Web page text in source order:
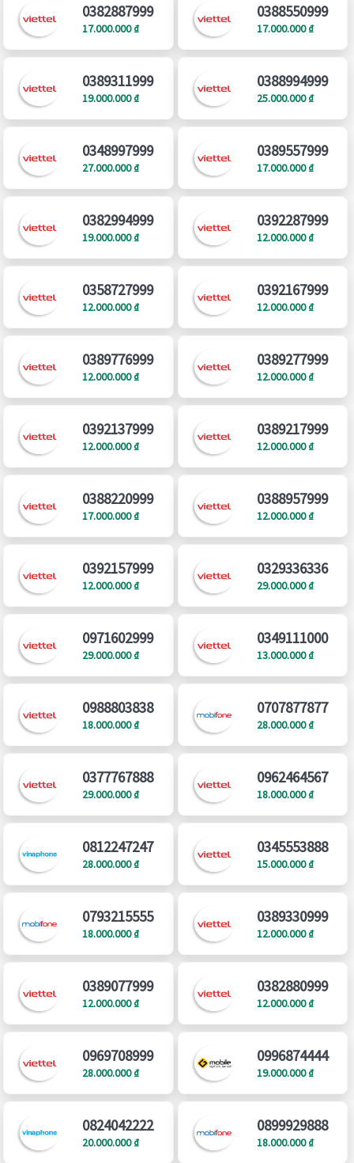
0382887999
17.000.000 ₫
0388550999
17.000.000 ₫
0389311999
19.000.000 ₫
0388994999
25.000.000 ₫
0348997999
27.000.000 ₫
0389557999
17.000.000 ₫
0382994999
19.000.000 ₫
0392287999
12.000.000 ₫
0358727999
12.000.000 ₫
0392167999
12.000.000 ₫
0389776999
12.000.000 ₫
0389277999
12.000.000 ₫
0392137999
12.000.000 ₫
0389217999
12.000.000 ₫
0388220999
17.000.000 ₫
0388957999
12.000.000 ₫
0392157999
12.000.000 ₫
0329336336
29.000.000 ₫
0971602999
29.000.000 ₫
0349111000
13.000.000 ₫
0988803838
18.000.000 ₫
0707877877
28.000.000 ₫
0377767888
29.000.000 ₫
0962464567
18.000.000 ₫
0812247247
28.000.000 ₫
0345553888
15.000.000 ₫
0793215555
18.000.000 ₫
0389330999
12.000.000 ₫
0389077999
12.000.000 ₫
0382880999
12.000.000 ₫
0969708999
28.000.000 ₫
0996874444
19.000.000 ₫
0824042222
20.000.000 ₫
0899929888
18.000.000 ₫